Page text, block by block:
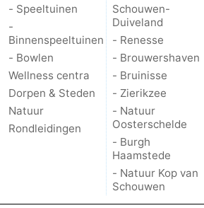
- Speeltuinen
-
Binnenspeeltuinen
- Bowlen
Wellness centra
Dorpen & Steden
Natuur
Rondleidingen
Schouwen-
Duiveland
- Renesse
- Brouwershaven
- Bruinisse
- Zierikzee
- Natuur
Oosterschelde
- Burgh
Haamstede
- Natuur Kop van
Schouwen